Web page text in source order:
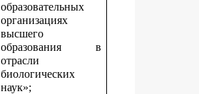
образовательных
организациях
высшего
образования в
отрасли
биологических
наук»;